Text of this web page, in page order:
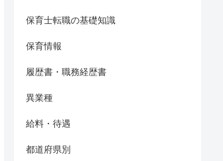
保育士転職の基礎知識
保育情報
履歴書・職務経歴書
異業種
給料・待遇
都道府県別